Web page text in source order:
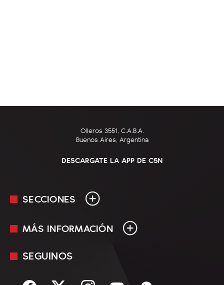
Olleros 3551, C.A.B.A.
Buenos Aires, Argentina
DESCARGATE LA APP DE C5N
SECCIONES
En Vivo
MÁS INFORMACIÓN
Mediakit
Términos y condiciones
SEGUINOS